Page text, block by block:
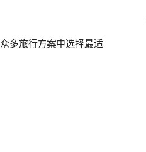
众多旅行方案中选择最适